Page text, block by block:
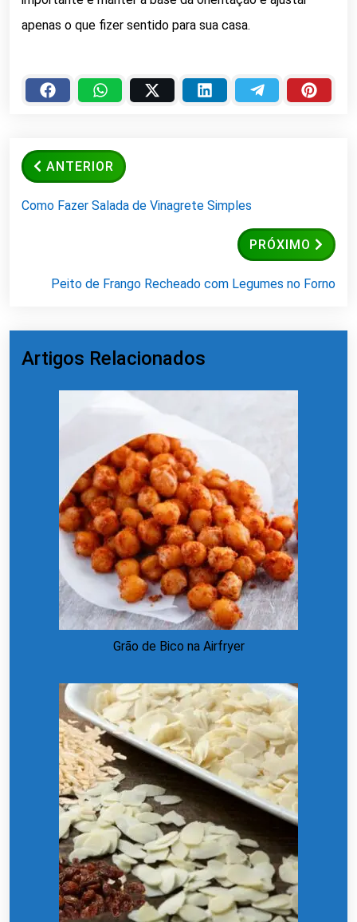
apenas o que fizer sentido para sua casa.
ANTERIOR
Como Fazer Salada de Vinagrete Simples
PRÓXIMO
Peito de Frango Recheado com Legumes no Forno
Artigos Relacionados
Grão de Bico na Airfryer